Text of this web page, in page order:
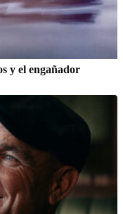
y el engañador